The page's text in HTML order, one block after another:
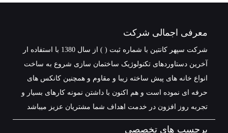
معرفی اجمالی شرکت
شرکت سپهر کانتین با شماره ثبت ( ) از سال 1380 با استفاده ار
آخرین دستاوردهای تکنولوژیک ساختمان سازی شروع به ساخت
انواع خانه های پیش ساخته زیبا و مقاوم و همچنین کانکس های
حرفه ای نموده است و هم اکنون با داشتن نمونه کارهای بسیار و
تجربه روز افزون در خدمت اهداف شما مشتریان عزیز میباشد
برچسب های تخصصی